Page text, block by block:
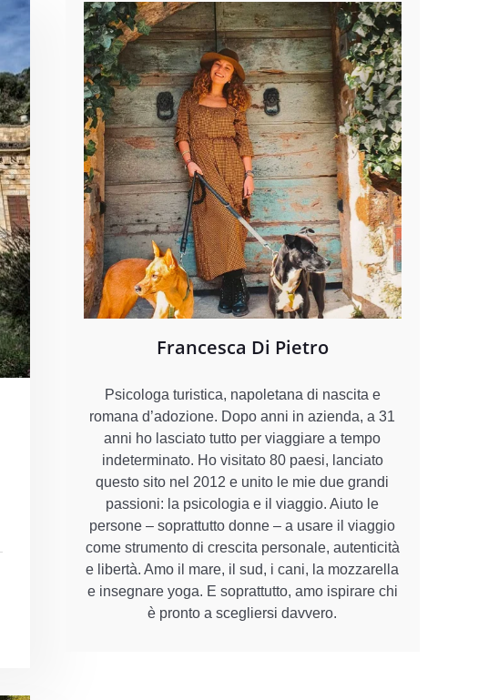
Francesca Di Pietro
Psicologa turistica, napoletana di nascita e
romana d’adozione. Dopo anni in azienda, a 31
anni ho lasciato tutto per viaggiare a tempo
indeterminato. Ho visitato 80 paesi, lanciato
questo sito nel 2012 e unito le mie due grandi
passioni: la psicologia e il viaggio. Aiuto le
persone – soprattutto donne – a usare il viaggio
come strumento di crescita personale, autenticità
e libertà. Amo il mare, il sud, i cani, la mozzarella
e insegnare yoga. E soprattutto, amo ispirare chi
è pronto a scegliersi davvero.